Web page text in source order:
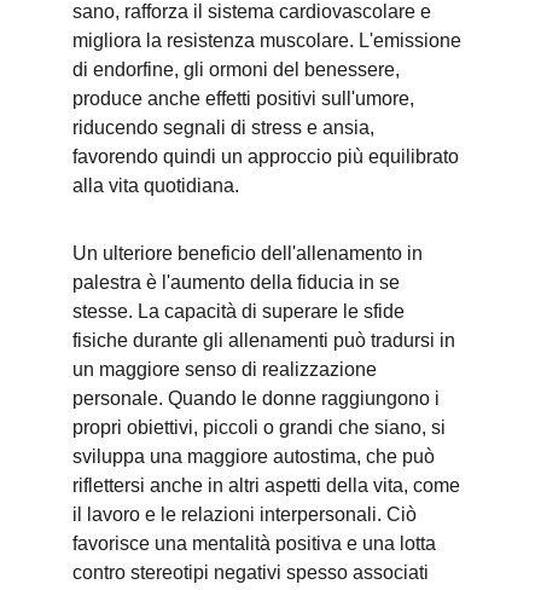
sano, rafforza il sistema cardiovascolare e
migliora la resistenza muscolare. L'emissione
di endorfine, gli ormoni del benessere,
produce anche effetti positivi sull'umore,
riducendo segnali di stress e ansia,
favorendo quindi un approccio più equilibrato
alla vita quotidiana.
Un ulteriore beneficio dell'allenamento in
palestra è l'aumento della fiducia in se
stesse. La capacità di superare le sfide
fisiche durante gli allenamenti può tradursi in
un maggiore senso di realizzazione
personale. Quando le donne raggiungono i
propri obiettivi, piccoli o grandi che siano, si
sviluppa una maggiore autostima, che può
riflettersi anche in altri aspetti della vita, come
il lavoro e le relazioni interpersonali. Ciò
favorisce una mentalità positiva e una lotta
contro stereotipi negativi spesso associati